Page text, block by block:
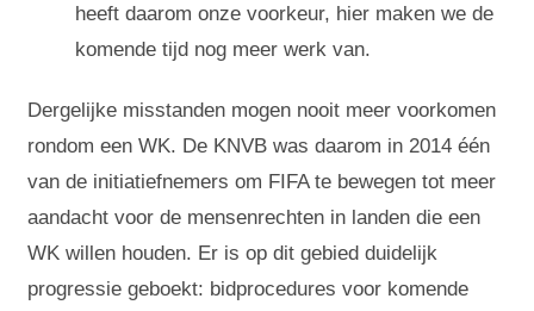
heeft daarom onze voorkeur, hier maken we de
komende tijd nog meer werk van.
Dergelijke misstanden mogen nooit meer voorkomen
rondom een WK. De KNVB was daarom in 2014 één
van de initiatiefnemers om FIFA te bewegen tot meer
aandacht voor de mensenrechten in landen die een
WK willen houden. Er is op dit gebied duidelijk
progressie geboekt: bidprocedures voor komende